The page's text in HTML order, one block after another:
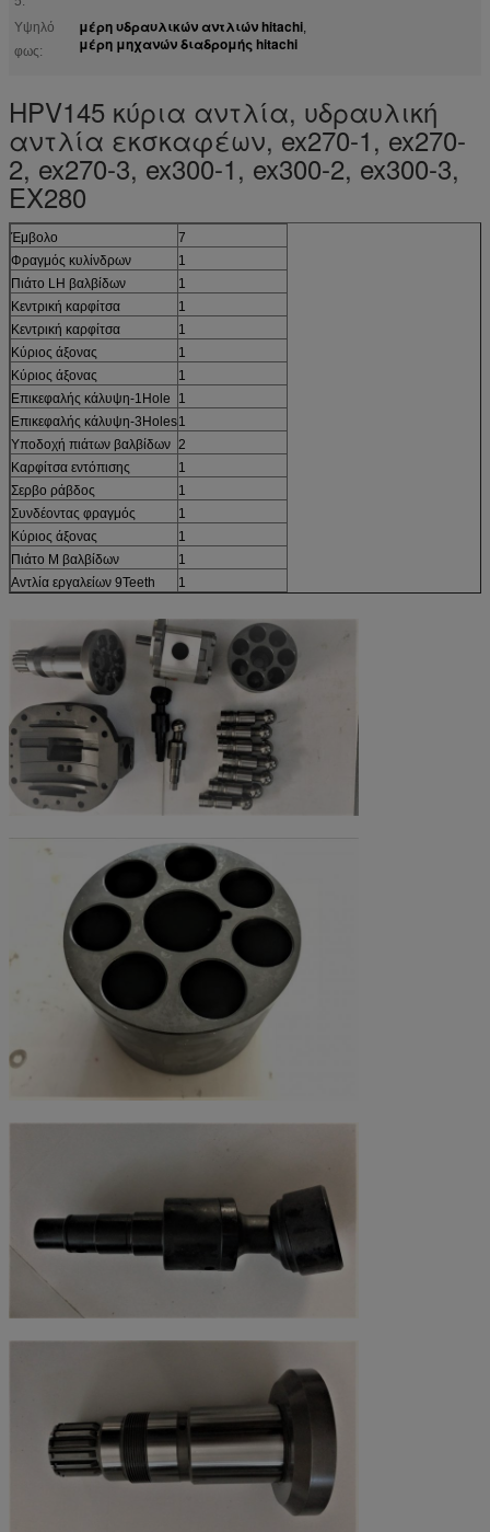
Υψηλό
φως:
μέρη υδραυλικών αντλιών hitachi,
μέρη μηχανών διαδρομής hitachi
HPV145 κύρια αντλία, υδραυλική
αντλία εκσκαφέων, ex270-1, ex270-
2, ex270-3, ex300-1, ex300-2, ex300-3,
EX280
Έμβολο
7
Φραγμός κυλίνδρων
1
Πιάτο LH βαλβίδων
1
Κεντρική καρφίτσα
1
Κεντρική καρφίτσα
1
Κύριος άξονας
1
Κύριος άξονας
1
Επικεφαλής κάλυψη-1Hole
1
Επικεφαλής κάλυψη-3Holes1
Υποδοχή πιάτων βαλβίδων 2
Καρφίτσα εντόπισης
1
Σερβο ράβδος
1
Συνδέοντας φραγμός
1
Κύριος άξονας
1
Πιάτο Μ βαλβίδων
1
Αντλία εργαλείων 9Teeth
1